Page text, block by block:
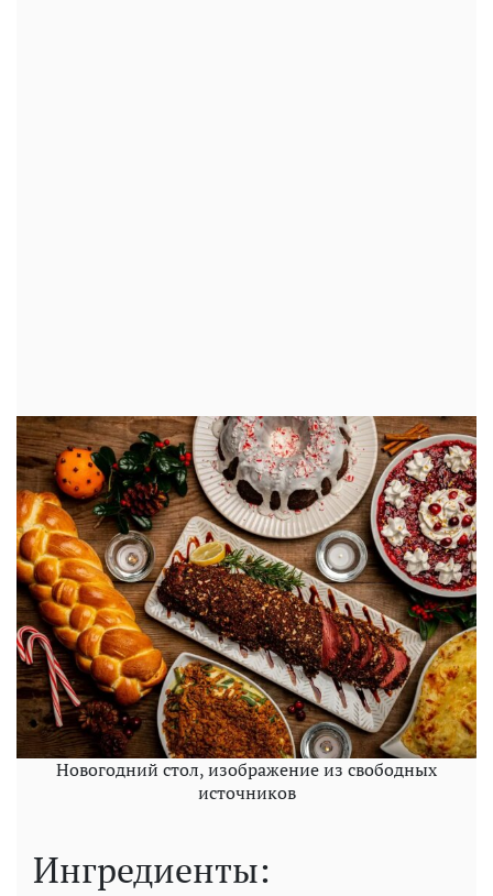
Новогодний стол, изображение из свободных
источников
Ингредиенты: